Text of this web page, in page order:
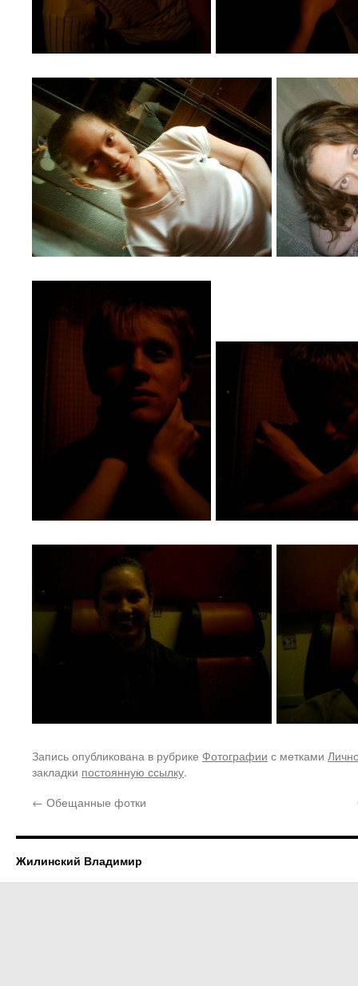
Запись опубликована в рубрике Фотографии с метками
закладки постоянную ссылку.
← Обещанные фотки
Жилинский Владимир